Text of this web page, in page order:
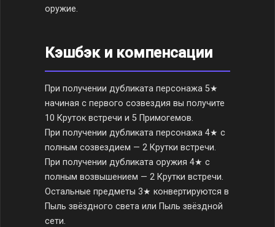
оружие.
Кэшбэк и компенсации
При получении дубликата персонажа 5★
начиная с первого созвездия вы получите
10 Круток встречи и 5 Примогемов.
При получении дубликата персонажа 4★ с
полным созвездием — 2 Крутки встречи.
При получении дубликата оружия 4★ с
полным возвышением — 2 Крутки встречи.
Остальные предметы 3★ конвертируются в
Пыль звёздного света или Пыль звёздной
сети.